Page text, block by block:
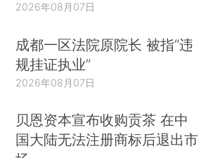
2026年08月07日
成都一区法院原院长 被指“违
规挂证执业”
2026年08月07日
贝恩资本宣布收购贡茶 在中
国大陆无法注册商标后退出市